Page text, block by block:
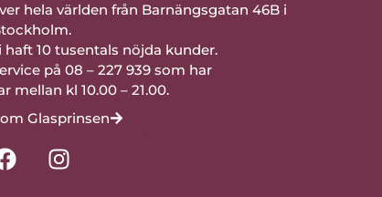
hela världen från Barnängsgatan 46B i
haft 10 tusentals nöjda kunder.
på 08 – 227 939 som har
mellan kl 10.00 – 21.00.
Glasprinsen
F
a
I
n